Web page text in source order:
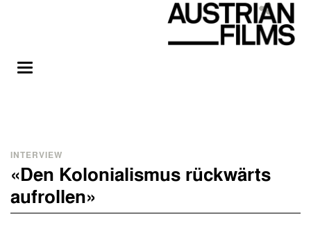
INTERVIEW
«Den Kolonialismus rückwärts
aufrollen»